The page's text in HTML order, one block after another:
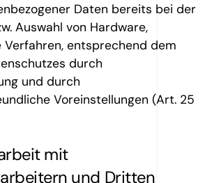
Daten bereits bei der
Auswahl von Hardware,
Verfahren, entsprechend dem
durch
und durch
Voreinstellungen (Art. 25
mit
und Dritten